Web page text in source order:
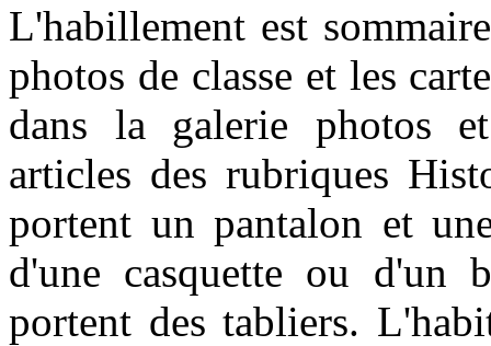
L'habillement est
photos de classe et les
dans la galerie photos
articles des rubriques
portent un pantalon et
d'une casquette ou d'un
portent des tabliers.